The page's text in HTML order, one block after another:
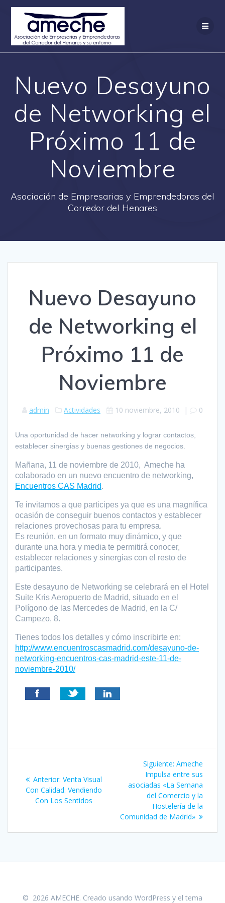
Saltar
Nuevo Desayuno
de Networking el
Próximo 11 de
Noviembre
Asociación de Empresarias y Emprendedoras del
Corredor del Henares
Nuevo Desayuno
de Networking el
Próximo 11 de
Noviembre
admin Actividades 10 noviembre, 2010 | 0
Una oportunidad de hacer networking y lograr contactos,
establecer sinergias y buenas gestiones de negocios.
Mañana, 11 de noviembre de 2010, Ameche ha
colaborado en un nuevo encuentro de networking,
Encuentros CAS Madrid.
Te invitamos a que participes ya que es una magnífica
ocasión de conseguir buenos contactos y establecer
relaciones provechosas para tu empresa.
Es reunión, en un formato muy dinámico, y que
durante una hora y media te permitirá conocer,
establecer relaciones y sinergias con el resto de
participantes.
Este desayuno de Networking se celebrará en el Hotel
Suite Kris Aeropuerto de Madrid, situado en el
Polígono de las Mercedes de Madrid, en la C/
Campezo, 8.
Tienes todos los detalles y cómo inscribirte en:
http://www.encuentroscasmadrid.com/desayuno-de-
networking-encuentros-cas-madrid-este-11-de-
noviembre-2010/
de
entradas
Anterior: Entrada
anterior:
Venta Visual
Con Calidad: Vendiendo
Con Los Sentidos
Siguiente: Siguiente
entrada:
Ameche
Impulsa entre sus
asociadas «La Semana
del Comercio y la
Hostelería de la
Comunidad de Madrid»
© 2026 AMECHE. Creado usando WordPress y el tema